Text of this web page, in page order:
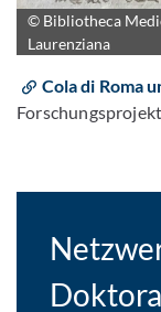
© Bibliotheca
Laurenziana
Cola di Roma